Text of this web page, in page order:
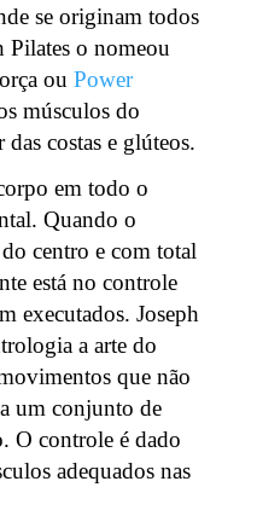
se originam todos
Pilates o nomeou
ou Power
músculos do
costas e glúteos.
em todo o
Quando o
centro e com total
está no controle
executados. Joseph
a arte do
que não
um conjunto de
O controle é dado
adequados nas